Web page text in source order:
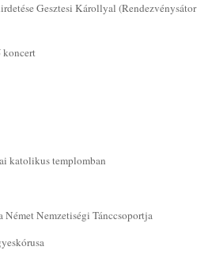
Gesztesi Károllyal (Rendezvénysátor
koncert
katolikus templomban
Nemzetiségi Tánccsoportja